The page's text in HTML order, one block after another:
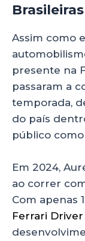
Assim como
presente na
passaram a
temporada,
do país
público
Em 2024,
ao correr
Com apenas
Ferrari